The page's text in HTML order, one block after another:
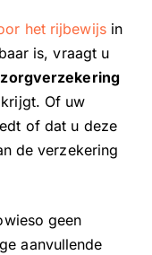
het rijbewijsin
is, vraagt u
zorgverzekering
Of uw
of dat u deze
de verzekering
geen
aanvullende